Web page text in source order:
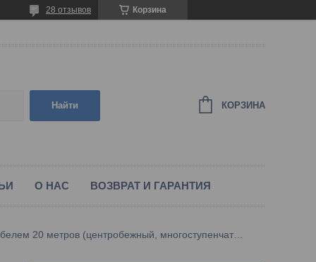
Корзина
28 отзывов
Найти КОРЗИНА
О НАС ВОЗВРАТ И ГАРАНТИЯ